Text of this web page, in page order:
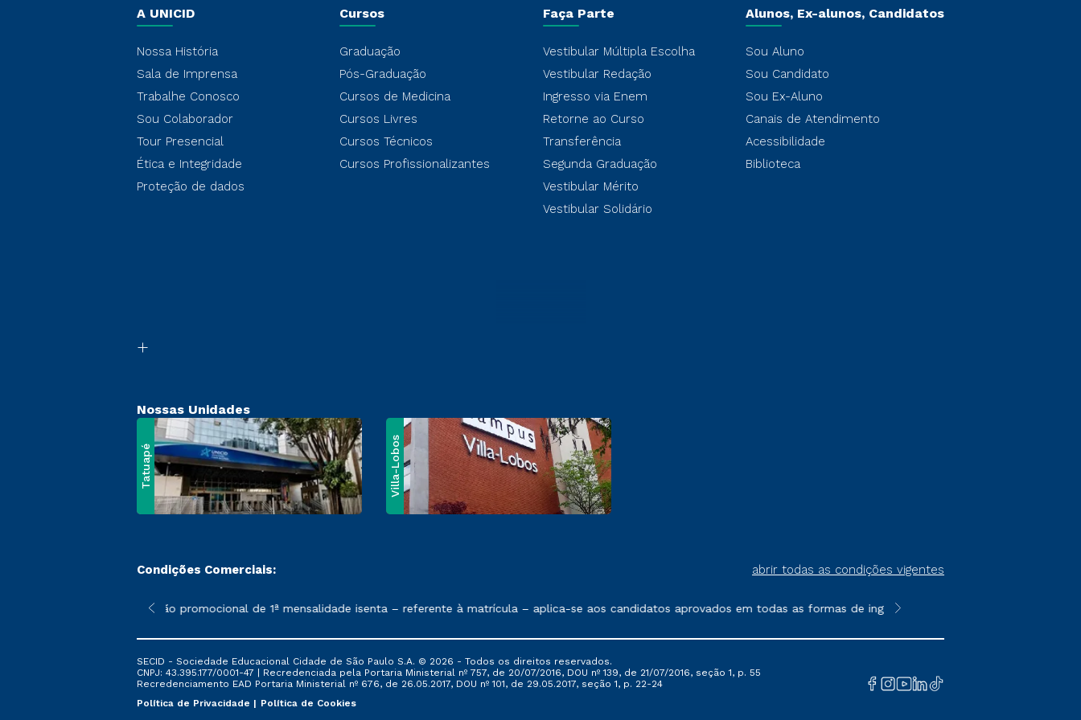
A UNICID
Nossa História
Sala de Imprensa
Trabalhe Conosco
Sou Colaborador
Tour Presencial
Ética e Integridade
Proteção de dados
Cursos
Graduação
Pós-Graduação
Cursos de Medicina
Cursos Livres
Cursos Técnicos
Cursos Profissionalizantes
Faça Parte
Vestibular Múltipla Escolha
Vestibular Redação
Ingresso via Enem
Retorne ao Curso
Transferência
Segunda Graduação
Vestibular Mérito
Vestibular Solidário
Alunos, Ex-alunos, Candidatos
Sou Aluno
Sou Candidato
Sou Ex-Aluno
Canais de Atendimento
Acessibilidade
Biblioteca
Nossas Unidades
Tatuapé Villa-Lobos
Condições Comerciais: abrir todas as condições vigentes
sofrer alterações nos períodos de rematrícula conforme exposto no contrato de prestação de serviços
*A condição promocional de 1ª mensalidade isenta – referente à matrícula – aplica-se aos candidatos aprovados em todas as formas de ingresso, exceto na prova on-line
**Semipresencial é um formato do
SECID - Sociedade Educacional Cidade de São Paulo S.A. © 2026 - Todos os direitos reservados.
CNPJ: 43.395.177/0001-47 | Recredenciada pela Portaria Ministerial nº 757, de 20/07/2016, DOU nº 139, de 21/07/2016, seção 1, p. 55
Recredenciamento EAD Portaria Ministerial nº 676, de 26.05.2017, DOU nº 101, de 29.05.2017, seção 1, p. 22-24
Política de Privacidade
Política de Cookies